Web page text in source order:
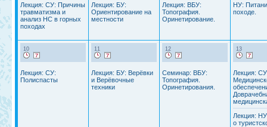
Лекция: СУ: Причины
травматизма и
анализ НС в горных
походах
Лекция: БУ:
Ориентирование на
местности
Лекция: ВБУ:
Топография.
Оринетирование.
НУ:
походе.
10
Лекция: СУ:
Полиспасты
11
Лекция: БУ: Верёвки
и Верёвочные
техники
12
Семинар: ВБУ:
Топография.
Оринетирования.
13
Лекция:
Лекция:
о